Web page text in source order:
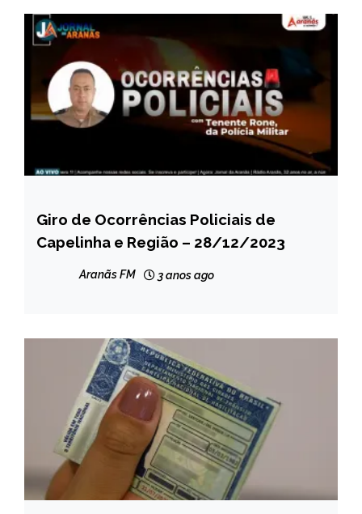
CAPELINHA
MINAS
Giro de Ocorrências Policiais de
Capelinha e Região – 28/12/2023
Aranãs FM 3 anos ago